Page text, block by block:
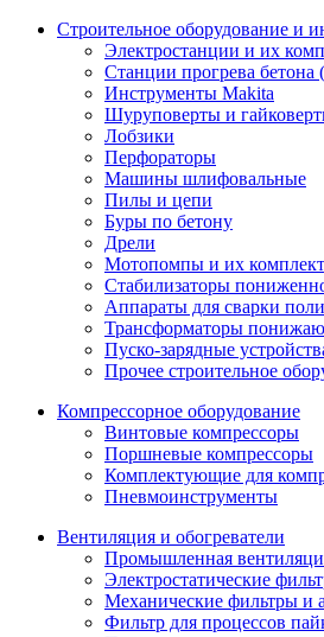
Строительное оборудование и
Электростанции и их
Станции прогрева бетона
Инструменты Makita
Шуруповерты и
Лобзики
Перфораторы
Машины шлифовальные
Пилы и цепи
Буры по бетону
Дрели
Мотопомпы и их
Стабилизаторы
Аппараты для сварки
Трансформаторы
Пуско-зарядные
Прочее строительное
Компрессорное оборудование
Винтовые компрессоры
Поршневые компрессоры
Комплектующие для
Пневмоинструменты
Вентиляция и обогреватели
Промышленная
Электростатические
Механические фильтры и
Фильтр для процессов